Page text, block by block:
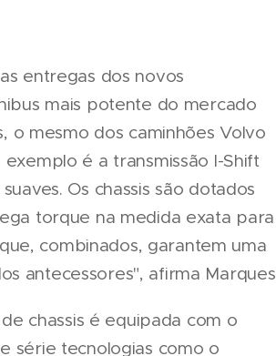
entregas dos novos
mais potente do mercado
o mesmo dos caminhões Volvo
é a transmissão I-Shift
Os chassis são dotados
torque na medida exata para
combinados, garantem uma
antecessores", afirma Marques
chassis é equipada com o
série tecnologias como o